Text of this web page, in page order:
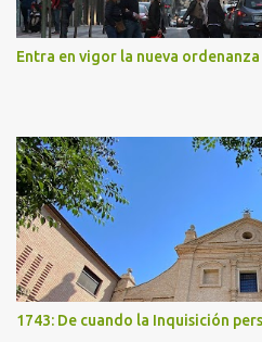
Entra en vigor la nueva
1743: De cuando la Inquisición